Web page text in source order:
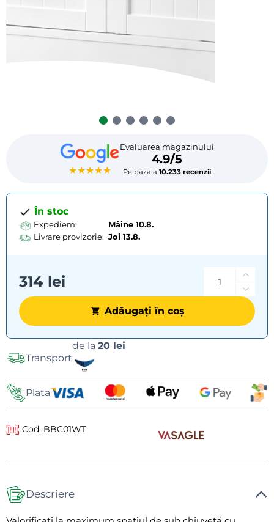
★★★★★
Evaluarea magazinului
4.9/5
Pe baza a 10.233 recenzii
În stoc
Expediem:
Mâine 10.8.
Livrare provizorie: Joi 13.8.
314 lei
Adăugați în coș
Transport
de la 20 lei
Plata
Cod: BBC01WT
Descriere